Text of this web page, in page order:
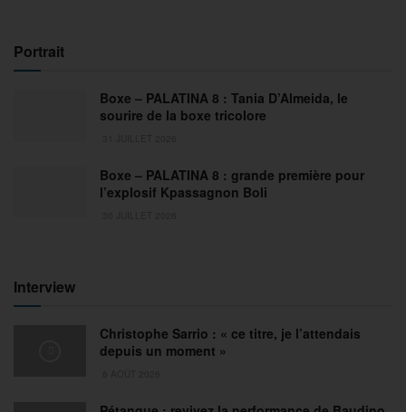
Portrait
Boxe – PALATINA 8 : Tania D’Almeida, le
sourire de la boxe tricolore
Boxe – PALATINA 8 : grande première pour
l’explosif Kpassagnon Boli
Interview
Christophe Sarrio : « ce titre, je l’attendais
depuis un moment »